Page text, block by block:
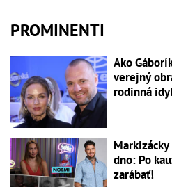
PROMINENTI
Ako
verejný
rodinná
dno: Po
zarábať!